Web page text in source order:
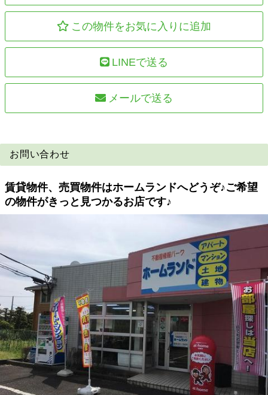
この物件をお気に入りに追加
LINEで送る
メールで送る
お問い合わせ
賃貸物件、売買物件はホームランドへどうぞ♪ご希望
の物件がきっと見つかるお店です♪